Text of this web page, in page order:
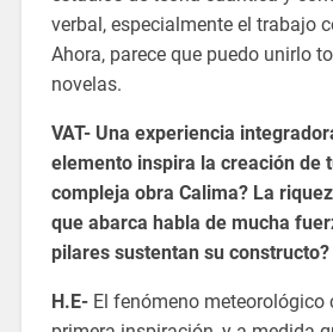
verbal, especialmente el trabajo
Ahora, parece que puedo unirlo
novelas.
VAT- Una experiencia
elemento inspira la creación de
compleja obra Calima? La
que abarca habla de mucha
pilares sustentan su constructo?
H.E- El fenómeno meteorológico